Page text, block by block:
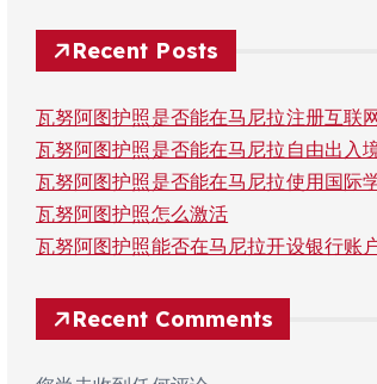
Recent Posts
瓦努阿图护照是否能在马尼拉注册互联
瓦努阿图护照是否能在马尼拉自由出入
瓦努阿图护照是否能在马尼拉使用国际
瓦努阿图护照怎么激活
瓦努阿图护照能否在马尼拉开设银行账
Recent Comments